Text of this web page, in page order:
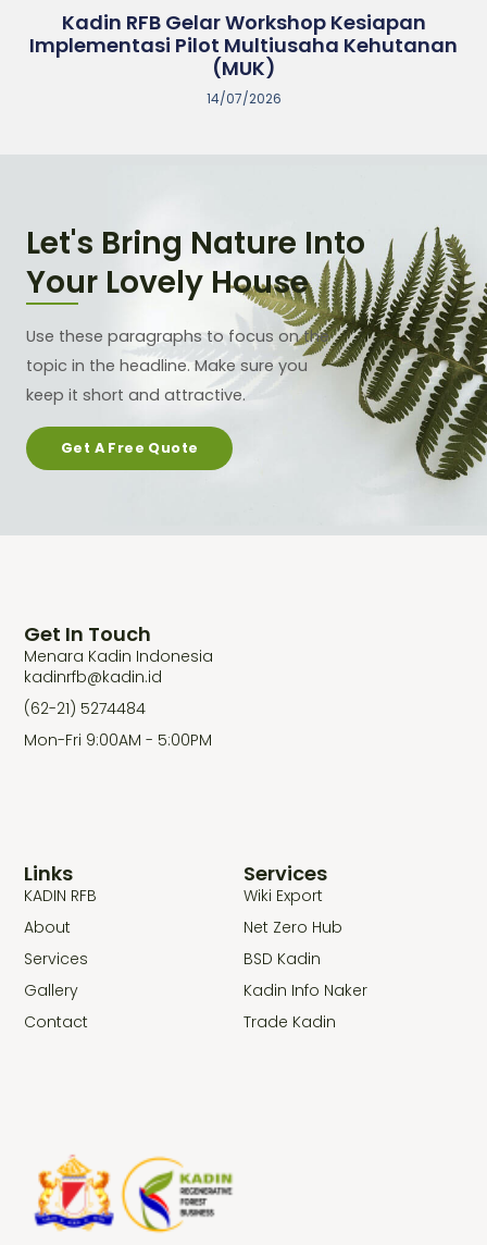
Kadin RFB Gelar Workshop Kesiapan
Implementasi Pilot Multiusaha Kehutanan
(MUK)
14/07/2026
Let's Bring Nature Into
Your Lovely House
Use these paragraphs to focus on the
topic in the headline. Make sure you
keep it short and attractive.
Get A Free Quote
Services
Wiki Export
Net Zero Hub
BSD Kadin
Kadin Info Naker
Trade Kadin
Links
KADIN RFB
About
Services
Gallery
Contact
Get In Touch
Menara Kadin Indonesia
kadinrfb@kadin.id
(62-21) 5274484
Mon-Fri 9:00AM - 5:00PM